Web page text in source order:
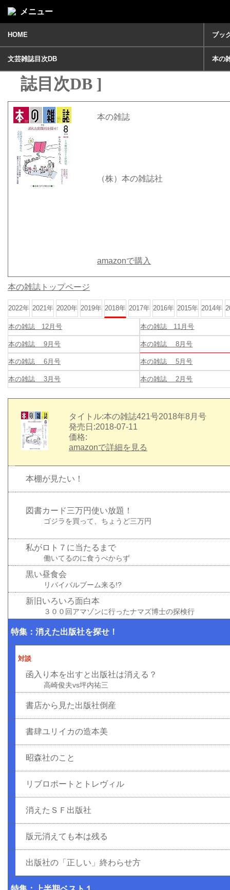
メニュー
HOME ブッ
文芸雑誌目次DB 本の
本の雑誌 8月号 [ 文芸雑
誌目次DB ]
本の雑誌
（株）本の雑誌社
amazonで購入
本の雑誌トップページ
2022年 2021年 2020年 2019年 2018年 2017年 2016年 2015年 2014年
本の雑誌 12月号 本の雑誌 11月号
本の雑誌 9月号 本の雑誌 8月号
本の雑誌 6月号 本の雑誌 5月号
本の雑誌 3月号 本の雑誌 2月号
タイトル:本の雑誌421号2018年8月号
発売日:2018-07-11
価格:
amazonで詳細を見る
本棚が見たい！
図書カード三万円使い放題！
ゴジラを買って、ちょうど三万円
私がロト７に当たるまで
働いてるのに食うべからず
黒い昼食会
リバイバルブーム来る!?
新旧いろいろ面白本
３００回アマゾンに行ったナマズ博士の探検行
特集：消えた出版社を探せ！
対談
函入り本を出すと出版社は消える？
高崎俊夫vs坪内祐三
書店から見た出版社倒産
書肆ユリイカの造本美
昭森社のこと
リブロポートとトレヴィル
消えたＳＦ出版社
版元消えても本は残る
出版社の「正しい」終わらせ方